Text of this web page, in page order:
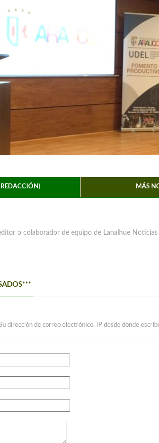
MÁS
o colaborador de equipo de Lanalhue Noticias
dirección de correo electrónico, IP desde donde